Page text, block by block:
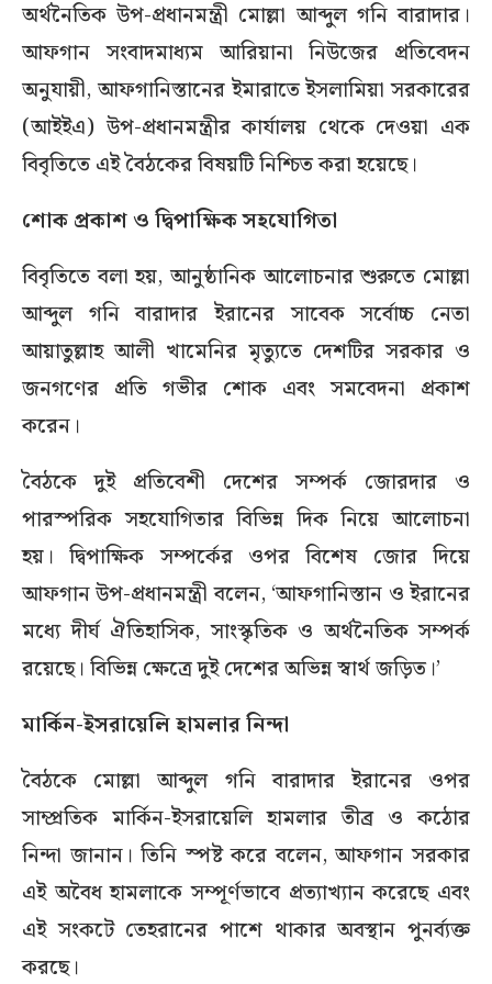
অর্থনৈতিক উপ-প্রধানমন্ত্রী মোল্লা আব্দুল গনি বারাদার।
আফগান সংবাদমাধ্যম আরিয়ানা নিউজের প্রতিবেদন
অনুযায়ী, আফগানিস্তানের ইমারাতে ইসলামিয়া সরকারের
(আইইএ) উপ-প্রধানমন্ত্রীর কার্যালয় থেকে দেওয়া এক
বিবৃতিতে এই বৈঠকের বিষয়টি নিশ্চিত করা হয়েছে।
শোক প্রকাশ ও দ্বিপাক্ষিক সহযোগিতা
বিবৃতিতে বলা হয়, আনুষ্ঠানিক আলোচনার শুরুতে মোল্লা
আব্দুল গনি বারাদার ইরানের সাবেক সর্বোচ্চ নেতা
আয়াতুল্লাহ আলী খামেনির মৃত্যুতে দেশটির সরকার ও
জনগণের প্রতি গভীর শোক এবং সমবেদনা প্রকাশ
করেন।
বৈঠকে দুই প্রতিবেশী দেশের সম্পর্ক জোরদার ও
পারস্পরিক সহযোগিতার বিভিন্ন দিক নিয়ে আলোচনা
হয়। দ্বিপাক্ষিক সম্পর্কের ওপর বিশেষ জোর দিয়ে
আফগান উপ-প্রধানমন্ত্রী বলেন, ‌‘আফগানিস্তান ও ইরানের
মধ্যে দীর্ঘ ঐতিহাসিক, সাংস্কৃতিক ও অর্থনৈতিক সম্পর্ক
রয়েছে। বিভিন্ন ক্ষেত্রে দুই দেশের অভিন্ন স্বার্থ জড়িত।’
মার্কিন-ইসরায়েলি হামলার নিন্দা
বৈঠকে মোল্লা আব্দুল গনি বারাদার ইরানের ওপর
সাম্প্রতিক মার্কিন-ইসরায়েলি হামলার তীব্র ও কঠোর
নিন্দা জানান। তিনি স্পষ্ট করে বলেন, আফগান সরকার
এই অবৈধ হামলাকে সম্পূর্ণভাবে প্রত্যাখ্যান করেছে এবং
এই সংকটে তেহরানের পাশে থাকার অবস্থান পুনর্ব্যক্ত
করছে।